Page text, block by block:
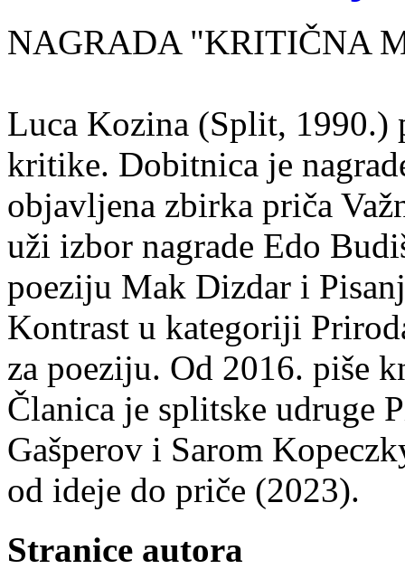
NAGRADA "KRITIČNA
Luca Kozina (Split, 1990.)
kritike. Dobitnica je
objavljena zbirka priča
uži izbor nagrade Edo
poeziju Mak Dizdar i
Kontrast u kategoriji
za poeziju. Od 2016. piše
Članica je splitske udruge
Gašperov i Sarom
od ideje do priče (2023).
Stranice autora